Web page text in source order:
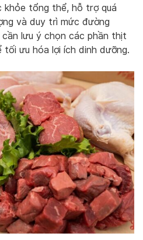
khỏe tổng thể, hỗ trợ quá
và duy trì mức đường
lưu ý chọn các phần thịt
ưu hóa lợi ích dinh dưỡng.